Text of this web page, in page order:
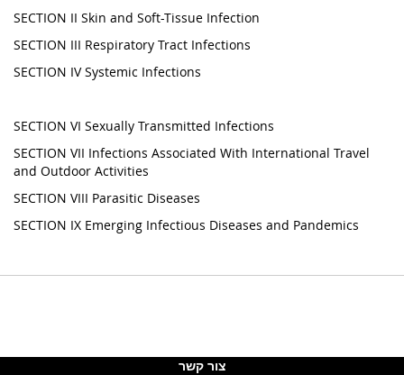
SECTION II Skin and Soft-Tissue Infection
SECTION III Respiratory Tract Infections
SECTION IV Systemic Infections
SECTION VI Sexually Transmitted Infections
SECTION VII Infections Associated With International Travel
and Outdoor Activities
SECTION VIII Parasitic Diseases
SECTION IX Emerging Infectious Diseases and Pandemics
צור קשר